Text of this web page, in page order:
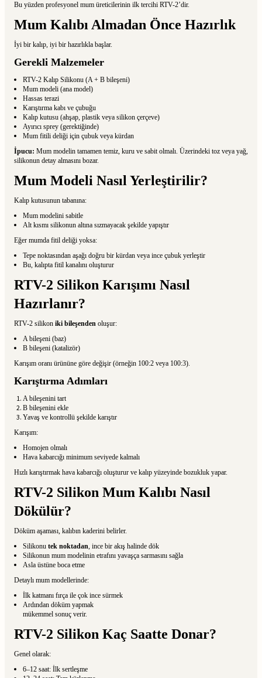
Bu yüzden profesyonel mum üreticilerinin ilk tercihi RTV-2’dir.
Mum Kalıbı Almadan Önce Hazırlık
İyi bir kalıp, iyi bir hazırlıkla başlar.
Gerekli Malzemeler
RTV-2 Kalıp Silikonu (A + B bileşeni)
Mum modeli (ana model)
Hassas terazi
Karıştırma kabı ve çubuğu
Kalıp kutusu (ahşap, plastik veya silikon çerçeve)
Ayırıcı sprey (gerektiğinde)
Mum fitili deliği için çubuk veya kürdan
İpucu: Mum modelin tamamen temiz, kuru ve sabit olmalı. Üzerindeki toz veya yağ,
silikonun detay almasını bozar.
Mum Modeli Nasıl Yerleştirilir?
Kalıp kutusunun tabanına:
Mum modelini sabitle
Alt kısmı silikonun altına sızmayacak şekilde yapıştır
Eğer mumda fitil deliği yoksa:
Tepe noktasından aşağı doğru bir kürdan veya ince çubuk yerleştir
Bu, kalıpta fitil kanalını oluşturur
RTV-2 Silikon Karışımı Nasıl
Hazırlanır?
RTV-2 silikon iki bileşenden oluşur:
A bileşeni (baz)
B bileşeni (katalizör)
Karışım oranı ürününe göre değişir (örneğin 100:2 veya 100:3).
Karıştırma Adımları
A bileşenini tart
B bileşenini ekle
Yavaş ve kontrollü şekilde karıştır
Karışım:
Homojen olmalı
Hava kabarcığı minimum seviyede kalmalı
Hızlı karıştırmak hava kabarcığı oluşturur ve kalıp yüzeyinde bozukluk yapar.
RTV-2 Silikon Mum Kalıbı Nasıl
Dökülür?
Döküm aşaması, kalıbın kaderini belirler.
Silikonu tek noktadan, ince bir akış halinde dök
Silikonun mum modelinin etrafını yavaşça sarmasını sağla
Asla üstüne boca etme
Detaylı mum modellerinde:
İlk katmanı fırça ile çok ince sürmek
Ardından döküm yapmak
mükemmel sonuç verir.
RTV-2 Silikon Kaç Saatte Donar?
Genel olarak:
6–12 saat: İlk sertleşme